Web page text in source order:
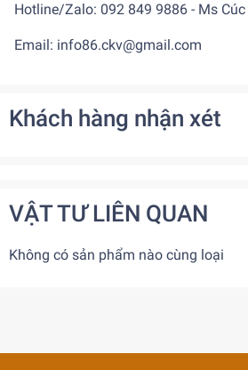
Hotline/Zalo: 092 849 9886 - Ms Cúc
Email: info86.ckv@gmail.com
Khách hàng nhận xét
VẬT TƯ LIÊN QUAN
Không có sản phẩm nào cùng loại